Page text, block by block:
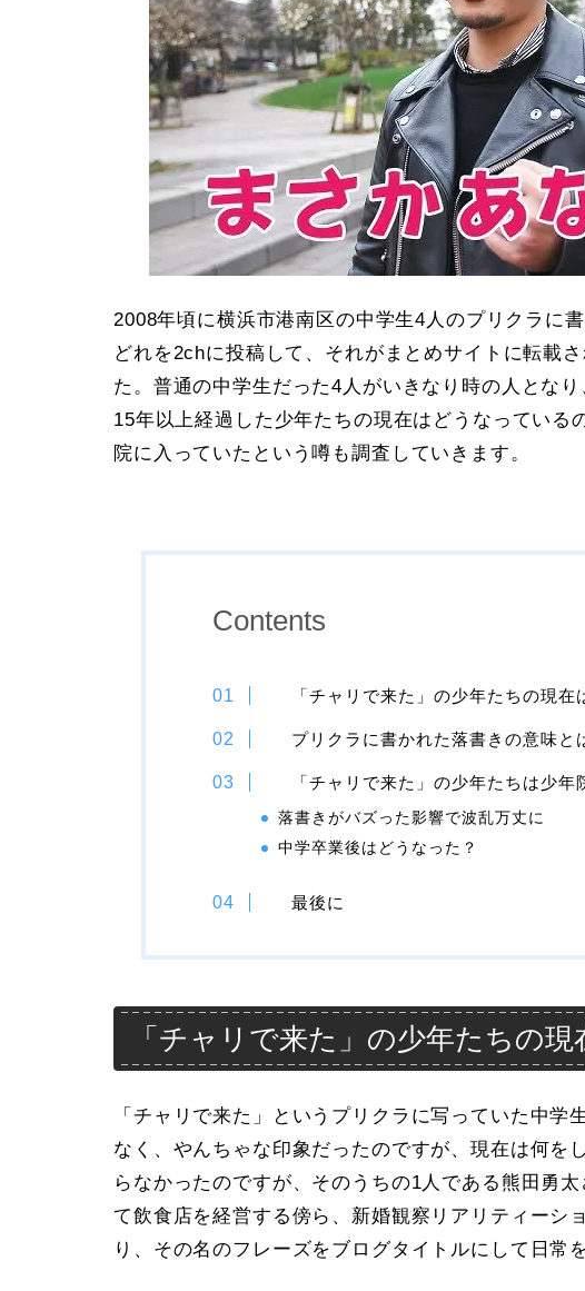
2008年頃に横浜市港南区の中学生4人のプリクラに
どれを2chに投稿して、それがまとめサイトに転載
た。普通の中学生だった4人がいきなり時の人とな
15年以上経過した少年たちの現在はどうなっている
院に入っていたという噂も調査していきます。
Contents
「チャリで来た」の少年たちの現在
プリクラに書かれた落書きの意味と
「チャリで来た」の少年たちは少年
落書きがバズった影響で波乱万丈に
中学卒業後はどうなった？
最後に
「チャリで来た」の少年たちの現
「チャリで来た」というプリクラに写っていた中
なく、やんちゃな印象だったのですが、現在は何を
らなかったのですが、そのうちの1人である熊田勇
て飲食店を経営する傍ら、新婚観察リアリティーシ
り、その名のフレーズをブログタイトルにして日常